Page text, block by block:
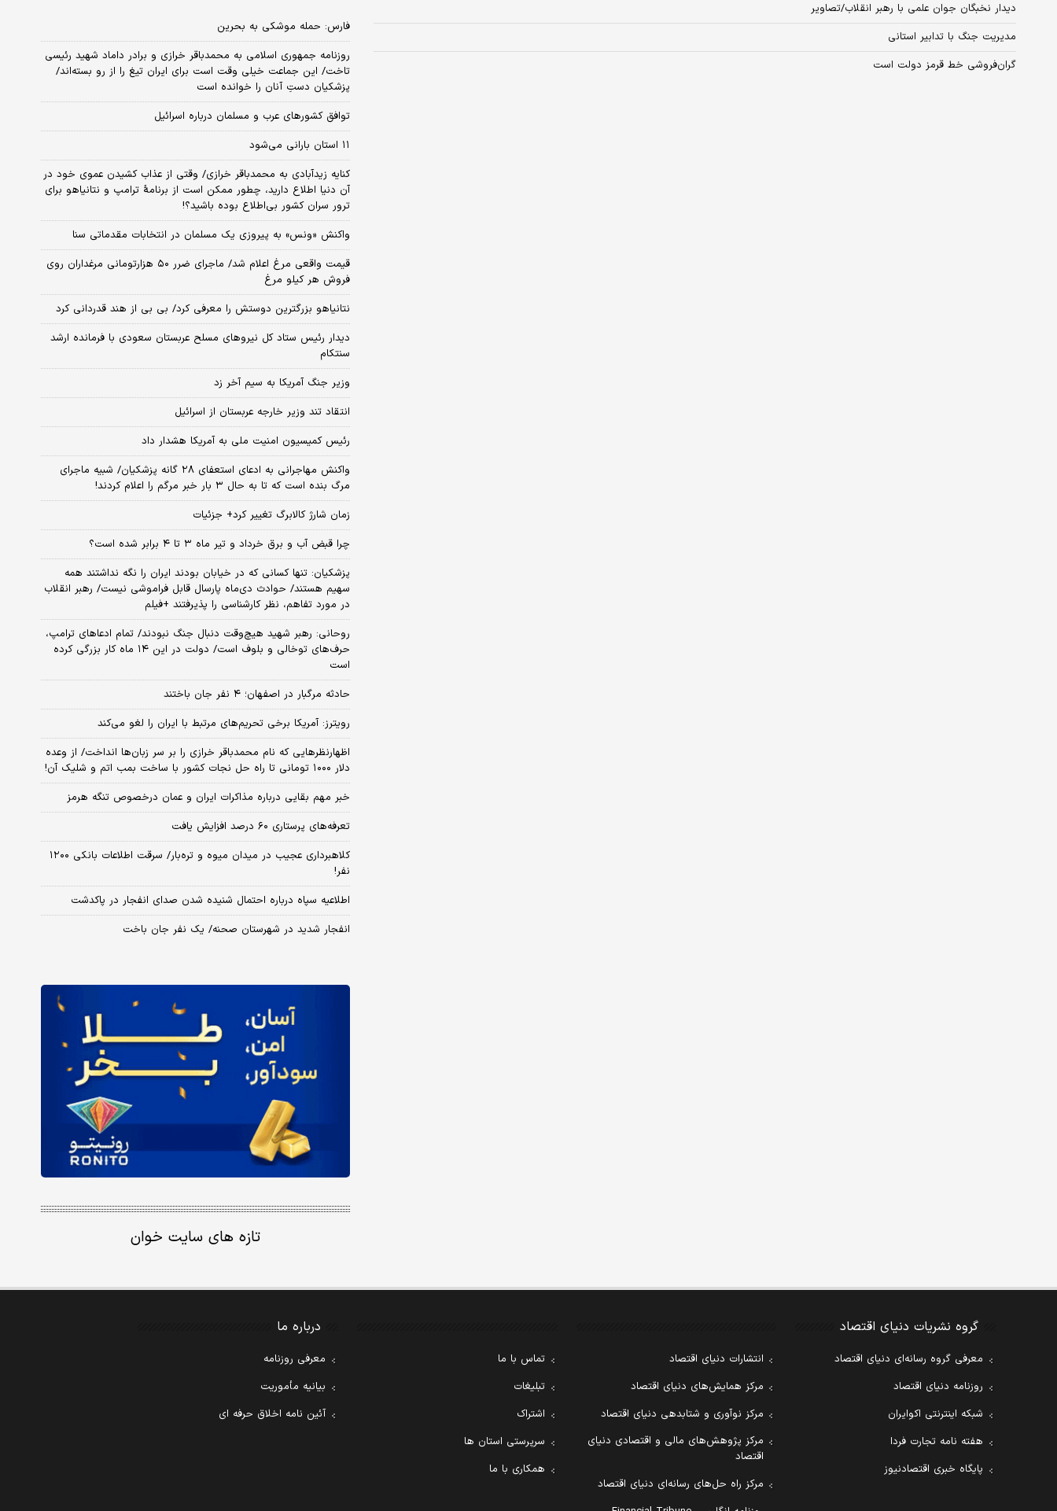
دیدار نخبگان جوان علمی با رهبر انقلاب/تصاویر
مدیریت جنگ با تدابیر استانی
گران‌فروشی خط قرمز دولت است
فارس: حمله موشکی به بحرین
روزنامه جمهوری اسلامی به محمدباقر خرازی و برادر داماد شهید رئیسی
تاخت/ این جماعت خیلی وقت است برای ایران تیغ را از رو بسته‌اند/
پزشکیان دستِ آنان را خوانده است
توافق کشورهای عرب و مسلمان درباره اسرائیل
۱۱ استان بارانی می‌شود
کنایه زیدآبادی به محمدباقر خرازی/ وقتی از عذاب کشیدن عموی خود در
آن دنیا اطلاع دارید، چطور ممکن است از برنامهٔ ترامپ و نتانیاهو برای
ترور سران کشور بی‌اطلاع بوده باشید؟!
واکنش «ونس» به پیروزی یک مسلمان در انتخابات مقدماتی سنا
قیمت واقعی مرغ اعلام شد/ ماجرای ضرر ۵۰ هزارتومانی مرغداران روی
فروش هر کیلو مرغ
نتانیاهو بزرگترین دوستش را معرفی کرد/ بی بی از هند قدردانی کرد
دیدار رئیس ستاد کل نیروهای مسلح عربستان سعودی با فرمانده ارشد
سنتکام
وزیر جنگ آمریکا به سیم آخر زد
انتقاد تند وزیر خارجه عربستان از اسرائیل
رئیس کمیسیون امنیت ملی به آمریکا هشدار داد
واکنش مهاجرانی به ادعای استعفای ۲۸ گانه پزشکیان/ شبیه ماجرای
مرگ بنده است که تا به حال ۳ بار خبر مرگم را اعلام کردند!
زمان شارژ کالابرگ تغییر کرد+ جزئیات
چرا قبض آب و برق خرداد و تیر ماه ۳ تا ۴ برابر شده است؟
پزشکیان: تنها کسانی که در خیابان بودند ایران را نگه نداشتند همه
سهیم هستند/ حوادث دی‌ماه پارسال قابل فراموشی نیست/ رهبر انقلاب
در مورد تفاهم، نظر کارشناسی را پذیرفتند +فیلم
روحانی: رهبر شهید هیچ‌وقت دنبال جنگ نبودند/ تمام ادعاهای ترامپ،
حرف‌های توخالی و بلوف است/ دولت در این ۱۴ ماه کار بزرگی کرده
است
حادثه مرگبار در اصفهان؛ ۴ نفر جان باختند
رویترز: آمریکا برخی تحریم‌های مرتبط با ایران را لغو می‌کند
اظهارنظرهایی که نام محمدباقر خرازی را بر سر زبان‌ها انداخت/ از وعده
دلار ۱۰۰۰ تومانی تا راه حل نجات کشور با ساخت بمب اتم و شلیک آن!
خبر مهم بقایی درباره مذاکرات ایران و عمان درخصوص تنگه هرمز
تعرفه‌های پرستاری ۶۰ درصد افزایش یافت
کلاهبرداری عجیب در میدان میوه و تره‌بار/ سرقت اطلاعات بانکی ۱۲۰۰
نفر!
اطلاعیه سپاه درباره احتمال شنیده شدن صدای انفجار در پاکدشت
انفجار شدید در شهرستان صحنه/ یک نفر جان باخت
تازه های سایت خوان
گروه نشریات دنیای اقتصاد
معرفی گروه رسانه‌ای دنیای اقتصاد
روزنامه دنیای اقتصاد
شبکه اینترنتی اکوایران
هفته نامه تجارت فردا
پایگاه خبری اقتصادنیوز
انتشارات دنیای اقتصاد
مرکز همایش‌های دنیای اقتصاد
مرکز نوآوری و شتابدهی دنیای اقتصاد
مرکز پژوهش‌های مالی و اقتصادی دنیای
اقتصاد
مرکز راه حل‌های رسانه‌ای دنیای اقتصاد
تماس با ما
تبلیغات
اشتراک
سرپرستی استان ها
همکاری با ما
درباره ما
معرفی روزنامه
بیانیه مأموریت
آئین نامه اخلاق حرفه ای